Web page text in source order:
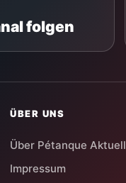
folgen
ÜBER UNS
Über Pétanque Aktuell
Impressum